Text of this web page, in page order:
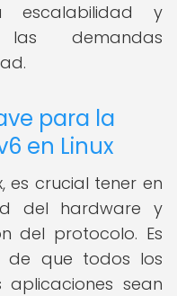
escalabilidad y
demandas
para la
en Linux
es crucial tener en
del hardware y
del protocolo. Es
de que todos los
sean